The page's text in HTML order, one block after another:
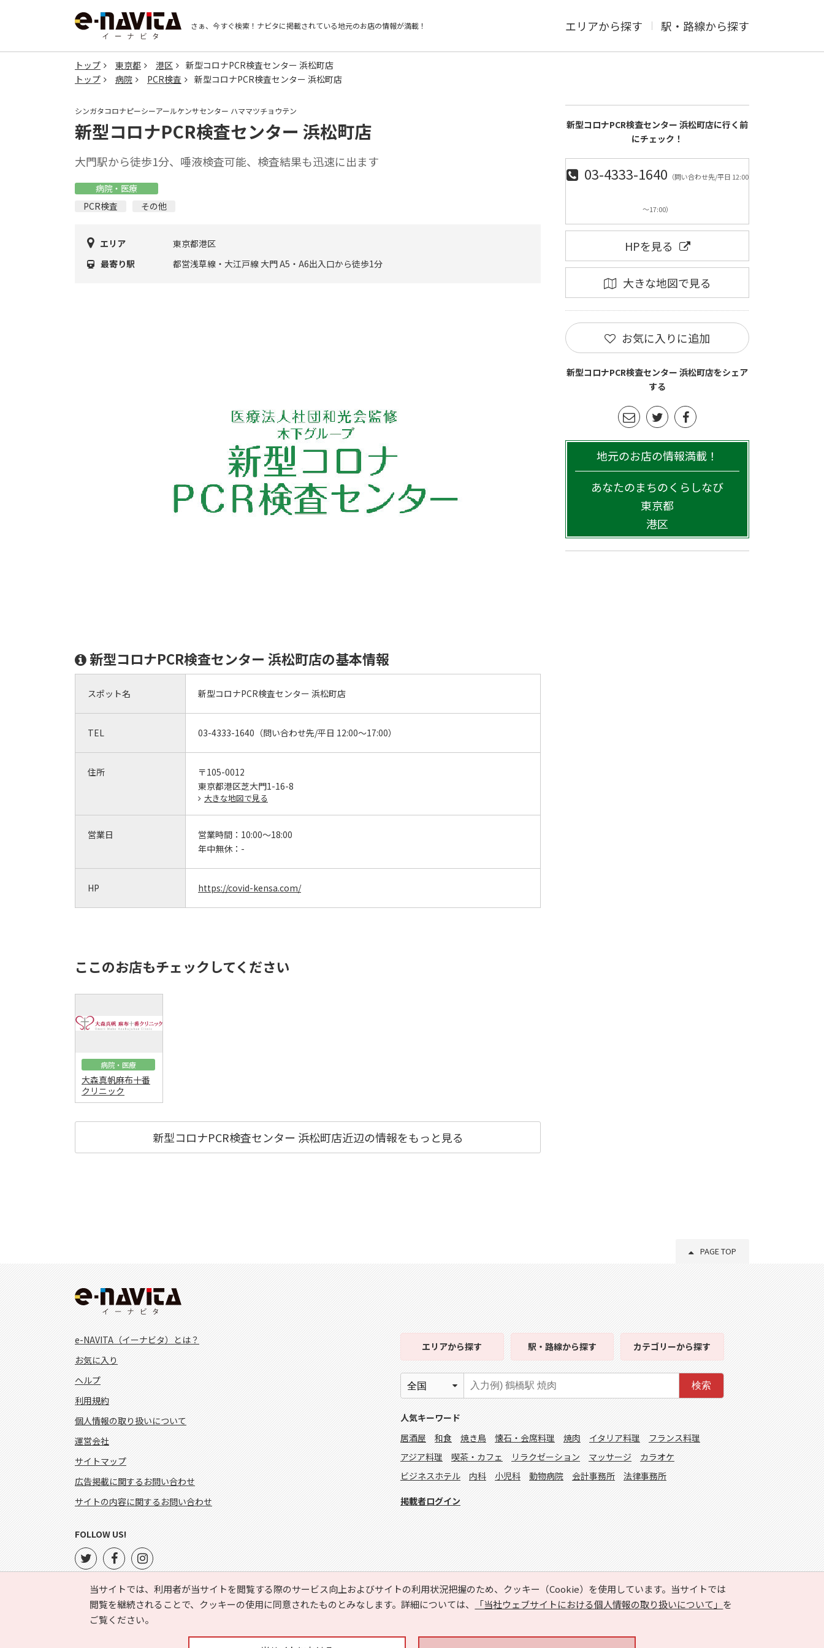
さぁ、今すぐ検索！ ナビタに掲載されている地元のお店の情報が満載！ エリアから探す 駅・路線から探す
トップ 東京都 港区
新型コロナPCR検査センター 浜松町店
トップ
病院 PCR検査 新型コロナPCR検査センター 浜松町店
シンガタコロナピーシーアールケンサセンター ハママツチョウテン
新型コロナPCR検査センター 浜松町店
大門駅から徒歩1分、唾液検査可能、検査結果も迅速に出ます
病院・医療
PCR検査
その他
エリア
東京都港区
最寄り駅
都営浅草線・大江戸線 大門 A5・A6出入口から徒歩1分
新型コロナPCR検査センター 浜松町店の基本情報
スポット名 新型コロナPCR検査センター 浜松町店
TEL 03-4333-1640（問い合わせ先/平日 12:00～17:00）
住所
〒105-0012
東京都港区芝大門1-16-8
大きな地図で見る
営業日 営業時間： 10:00～18:00
年中無休： -
HP https://covid-kensa.com/
ここのお店もチェックしてください
病院・医療
大森真帆麻布十番
クリニック
新型コロナPCR検査センター 浜松町店近辺の情報をもっと見る
新型コロナPCR検査センター 浜松町店に行く前
にチェック！
03-4333-1640 （問い合わせ先/平日 12:00
～17:00）
HPを見る
大きな地図で見る
お気に入りに追加
新型コロナPCR検査センター 浜松町店をシェア
する
地元のお店の情報満載！
あなたのまちのくらしなび
東京都
港区
PAGE TOP
当サイトでは、利用者が当サイトを閲覧する際のサービス向上およびサイトの利用状況把握のため、クッキー（Cookie）を使用しています。当サイトでは
閲覧を継続されることで、クッキーの使用に同意されたものとみなします。詳細については、
「当社ウェブサイトにおける個人情報の取り扱いについて」 を
ご覧ください。
e-NAVITA（イーナビタ）とは？
お気に入り
ヘルプ
利用規約
個人情報の取り扱いについて
運営会社
サイトマップ
広告掲載に関するお問い合わせ
サイトの内容に関するお問い合わせ
エリアから探す 駅・路線から探す カテゴリーから探す
検索
人気キーワード
居酒屋
和食 焼き鳥 懐石・会席料理 焼肉 イタリア料理
フランス料理
アジア料理
喫茶・カフェ リラクゼーション マッサージ
カラオケ
ビジネスホテル
内科 小児科 動物病院 会計事務所 法律事務所
掲載者ログイン
FOLLOW US!
Copyright © HYOJITO.Co.,Ltd. All Rights Reserved.